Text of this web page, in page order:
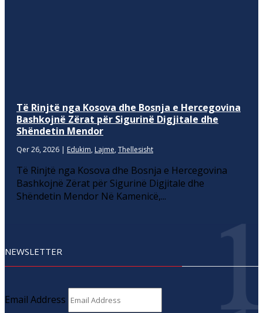
Të Rinjtë nga Kosova dhe Bosnja e Hercegovina
Bashkojnë Zërat për Sigurinë Digjitale dhe
Shëndetin Mendor
Qer 26, 2026 | Edukim, Lajme, Thellesisht
Të Rinjtë nga Kosova dhe Bosnja e Hercegovina
Bashkojnë Zërat për Sigurinë Digjitale dhe
Shëndetin Mendor Në Kamenicë,...
NEWSLETTER
Email Address